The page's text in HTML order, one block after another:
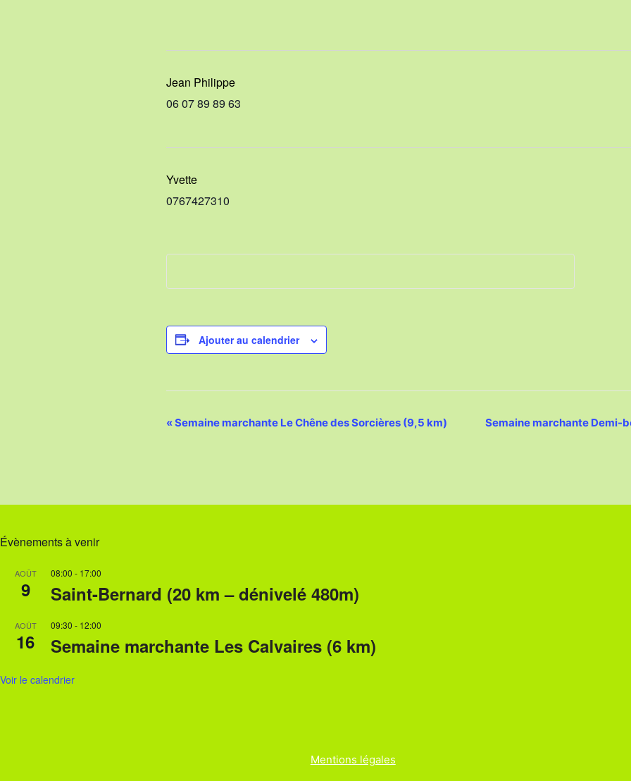
Jean Philippe
06 07 89 89 63
Yvette
0767427310
Ajouter au calendrier
N
i
n
«Semaine marchante Le Chêne des Sorcières (9,5 km)
Semaine marchante Demi-
Évènements à venir
AOÛT
9
08:00 - 17:00
Saint-Bernard (20 km – dénivelé 480m)
AOÛT
16
09:30 - 12:00
Semaine marchante Les Calvaires (6 km)
Voir le calendrier
Mentions légales